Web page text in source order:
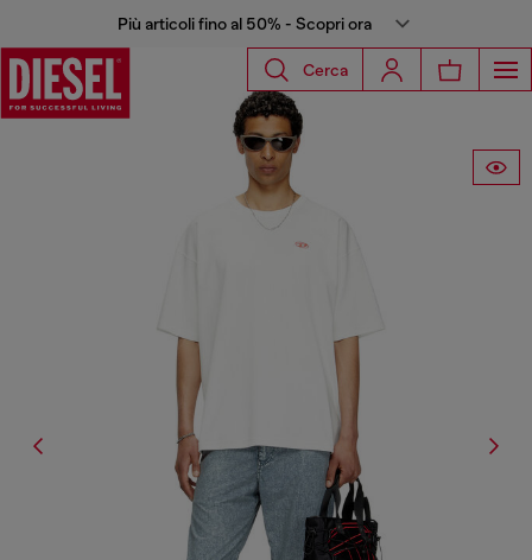
Più articoli fino al 50% - Scopri ora
Cerca